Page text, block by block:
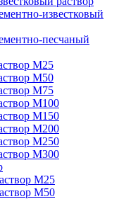
известковый
песчаный
М25
М50
М75
М100
М150
М200
М250
М300
М25
М50